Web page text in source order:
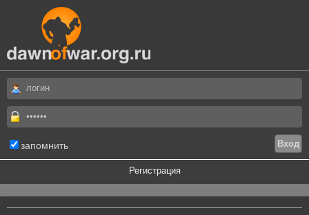
запомнить
Регистрация
.